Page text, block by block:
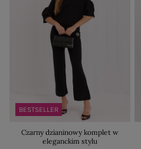
BESTSELLER
Czarny dzianinowy komplet w
eleganckim stylu